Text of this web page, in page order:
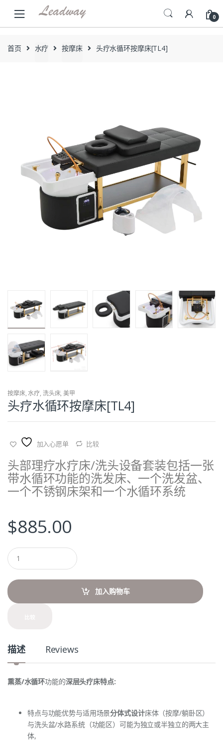
navigation
content
0
首页 水疗 按摩床 头疗水循环按摩床[TL4]
按摩床, 水疗, 洗头床,美甲
头疗水循环按摩床[TL4]
加入心愿单 比较
头部理疗水疗床/洗头设备套装包括一张
带水循环功能的洗发床、一个洗发盆、
一个不锈钢床架和一个水循环系统
$885.00
Q
u
a
t
i
加入购物车
描述 Reviews
熏蒸/水循环功能的深层头疗床特点:
特点与功能优势与适用场景分体式设计床体（按摩/躺卧区）
与洗头盆/水路系统（功能区）可能为独立或半独立的两大主
体,